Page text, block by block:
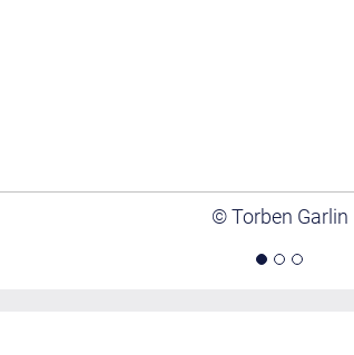
© Torben Garlin